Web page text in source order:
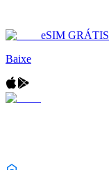
eSIM GRÁTIS
Baixe